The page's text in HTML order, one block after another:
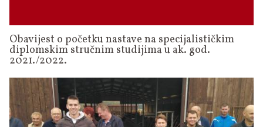
Obavijest o početku nastave na specijalističkim
diplomskim stručnim studijima u ak. god.
2021./2022.